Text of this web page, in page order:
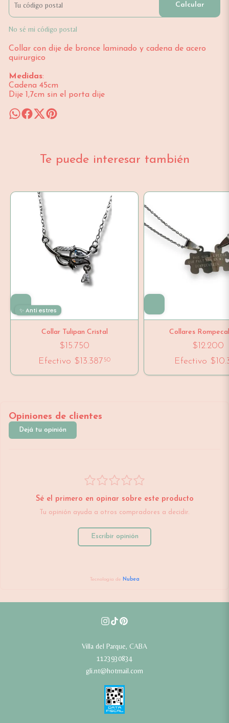
Calcular
No sé mi código postal
Collar con dije de bronce laminado y cadena de acero
quirurgico
Medidas:
Cadena 45cm
Dije 1,7cm sin el porta dije
Te puede interesar también
✨ Anti estres
Collar Tulipan Cristal
$15.750
Efectivo $13.387 50
Collares
$12.200
Efectivo
Opiniones de clientes
Dejá tu opinión
Sé el primero en opinar sobre este producto
Tu opinión ayuda a otros compradores a decidir.
Escribir opinión
Tecnología de Nubea
Villa del Parque, CABA
1123930834
gli.nt@hotmail.com